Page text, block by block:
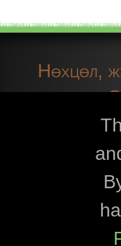
Нөхцөл,
мэдэгдэл